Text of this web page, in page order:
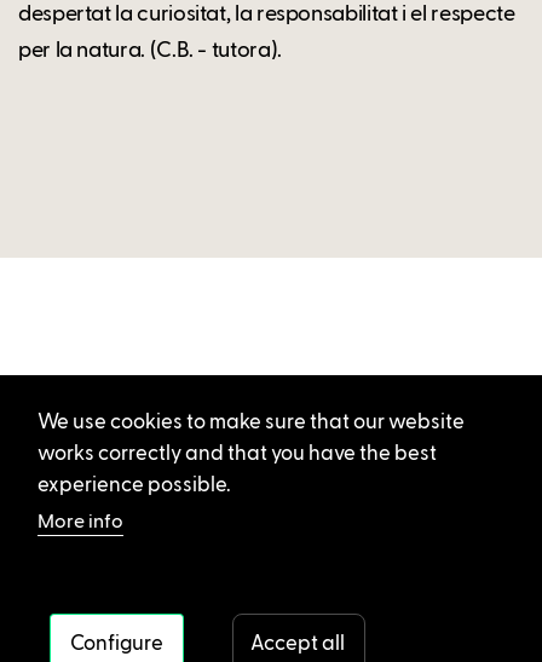
despertat la curiositat, la responsabilitat i el respecte
per la natura. (C.B. - tutora).
We use cookies to make sure that our website
works correctly and that you have the best
experience possible.
More info
Configure Accept all